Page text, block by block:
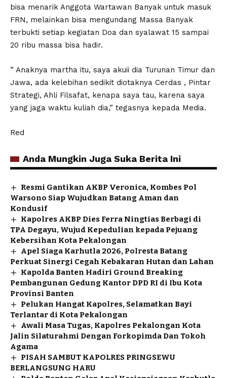
bisa menarik Anggota Wartawan Banyak untuk masuk
FRN, melainkan bisa mengundang Massa Banyak
terbukti setiap kegiatan Doa dan syalawat 15 sampai
20 ribu massa bisa hadir.
” Anaknya martha itu, saya akuii dia Turunan Timur dan
Jawa, ada kelebihan sedikit diotaknya Cerdas , Pintar
Strategi, Ahli Filsafat, kenapa saya tau, karena saya
yang jaga waktu kuliah dia,” tegasnya kepada Media.
Red
Anda Mungkin Juga Suka Berita Ini
Resmi Gantikan AKBP Veronica, Kombes Pol
Warsono Siap Wujudkan Batang Aman dan
Kondusif
Kapolres AKBP Dies Ferra Ningtias Berbagi di
TPA Degayu, Wujud Kepedulian kepada Pejuang
Kebersihan Kota Pekalongan
Apel Siaga Karhutla 2026, Polresta Batang
Perkuat Sinergi Cegah Kebakaran Hutan dan Lahan
Kapolda Banten Hadiri Ground Breaking
Pembangunan Gedung Kantor DPD RI di Ibu Kota
Provinsi Banten
Pelukan Hangat Kapolres, Selamatkan Bayi
Terlantar di Kota Pekalongan
Awali Masa Tugas, Kapolres Pekalongan Kota
Jalin Silaturahmi Dengan Forkopimda Dan Tokoh
Agama
PISAH SAMBUT KAPOLRES PRINGSEWU
BERLANGSUNG HARU